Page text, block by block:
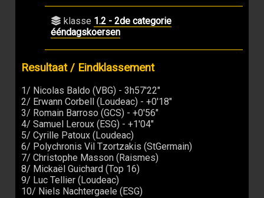
klasse 1.2 - 2de categorie
ééndagskoersen
Resultaat / Eindklassement
1/ Nicolas Baldo (VBG) - 3h57'22"
2/ Erwann Corbell (Loudeac) - +0'18"
3/ Romain Barroso (GCS) - +0'56"
4/ Samuel Leroux (ESG) - +1'04"
5/ Cyrille Patoux (Loudeac)
6/ Polychronis Vil Tzortzakis (StGermain)
7/ Christophe Masson (Raismes)
8/ Mickaël Guichard (Top 16)
9/ Luc Tellier (Loudeac)
10/ Niels Nachtergaele (ESG)